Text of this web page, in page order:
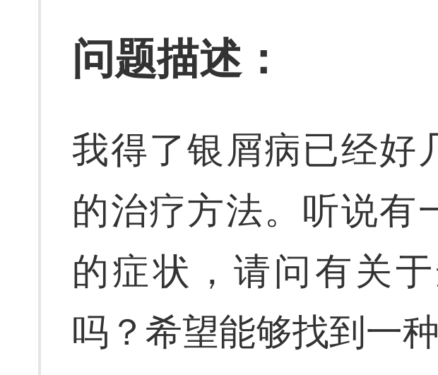
问题描述：
我得了银屑病已经好
的治疗方法。听说有
的症状，请问有关
吗？希望能够找到一